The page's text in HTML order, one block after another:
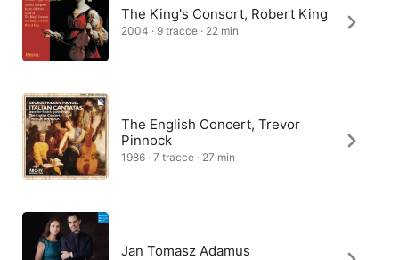
The King's Consort, Robert King
2004 · 9 tracce · 22 min
The English Concert, Trevor
Pinnock
1986 · 7 tracce · 27 min
Jan Tomasz Adamus